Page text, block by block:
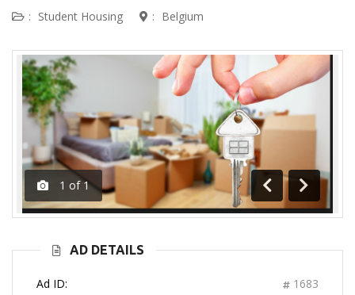
: Student Housing : Belgium
1 of 1
Previous
Next
AD DETAILS
Ad ID: 1683